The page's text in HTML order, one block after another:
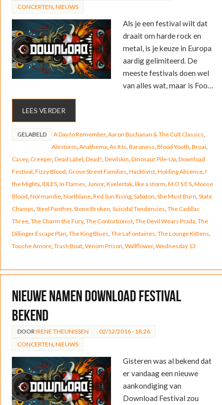
CONCERTEN NIEUWS
Als je een festival wilt dat
draait om harde rock en
metal, is je keuze in Europa
aardig gelimiteerd. De
meeste festivals doen wel
van alles wat, maar is Foo…
LEES VERDER
GELABELD A Day to Remember, Aaron Buchanan & The Cult Classics
Alestorm Anathema As It Is Baroness Blood Youth Bruai,
Casey, Creeper, Dead Label Dead! Devilskin Dinosaur Pile-Up, Download
Festival Fizzy Blood Grove Street Families Hacktivist, Holding Absence, I
the Mighty, IDLES, In Flames Junior, Kvelertak, like a storm M O S E S, Moose
Blood Normandie, Northlane, Red Sun Rising, Sabaton She Must Burn State
Champs Steel Panther, Stone Broken Suicidal Tendencies The Cadillac
Three, The Charm the Fury, The Contortionist, The Devil Wears Prada The
Dillinger Escape Plan The King Blues The LaFontaines The Lounge Kittens
Touche Amore, Trash Boat, Venom Prison Wallflower, Wednesday 13
Nieuwe namen Download Festival
bekend
DOOR IRENE THEUNISSEN
02/12/2016 - 18:26
CONCERTEN NIEUWS
Gisteren was al bekend dat
er vandaag een nieuwe
aankondiging van
Download Festival zou